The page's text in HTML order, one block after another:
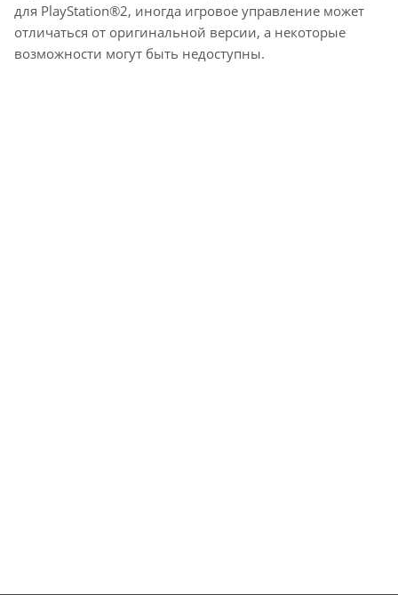
для PlayStation®2, иногда игровое управление может
отличаться от оригинальной версии, а некоторые
возможности могут быть недоступны.